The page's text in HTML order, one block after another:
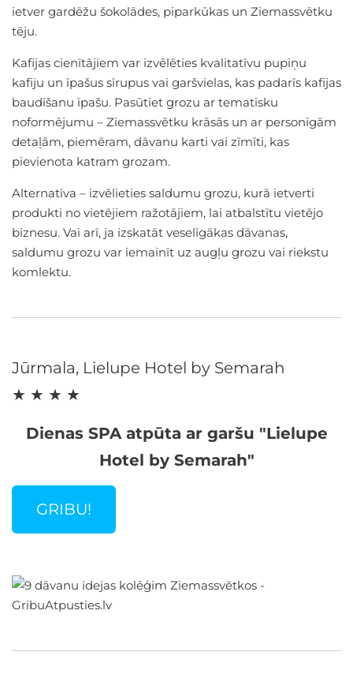
ietver gardēžu šokolādes, piparkūkas un Ziemassvētku
tēju.
Kafijas cienītājiem var izvēlēties kvalitatīvu pupiņu
kafiju un īpašus sīrupus vai garšvielas, kas padarīs kafijas
baudīšanu īpašu. Pasūtiet grozu ar tematisku
noformējumu – Ziemassvētku krāsās un ar personīgām
detaļām, piemēram, dāvanu karti vai zīmīti, kas
pievienota katram grozam.
Alternatīva – izvēlieties saldumu grozu, kurā ietverti
produkti no vietējiem ražotājiem, lai atbalstītu vietējo
biznesu. Vai arī, ja izskatāt veselīgākas dāvanas,
saldumu grozu var iemainīt uz augļu grozu vai riekstu
komlektu.
Jūrmala, Lielupe Hotel by Semarah
★ ★ ★ ★
Dienas SPA atpūta ar garšu "Lielupe
Hotel by Semarah"
GRIBU!